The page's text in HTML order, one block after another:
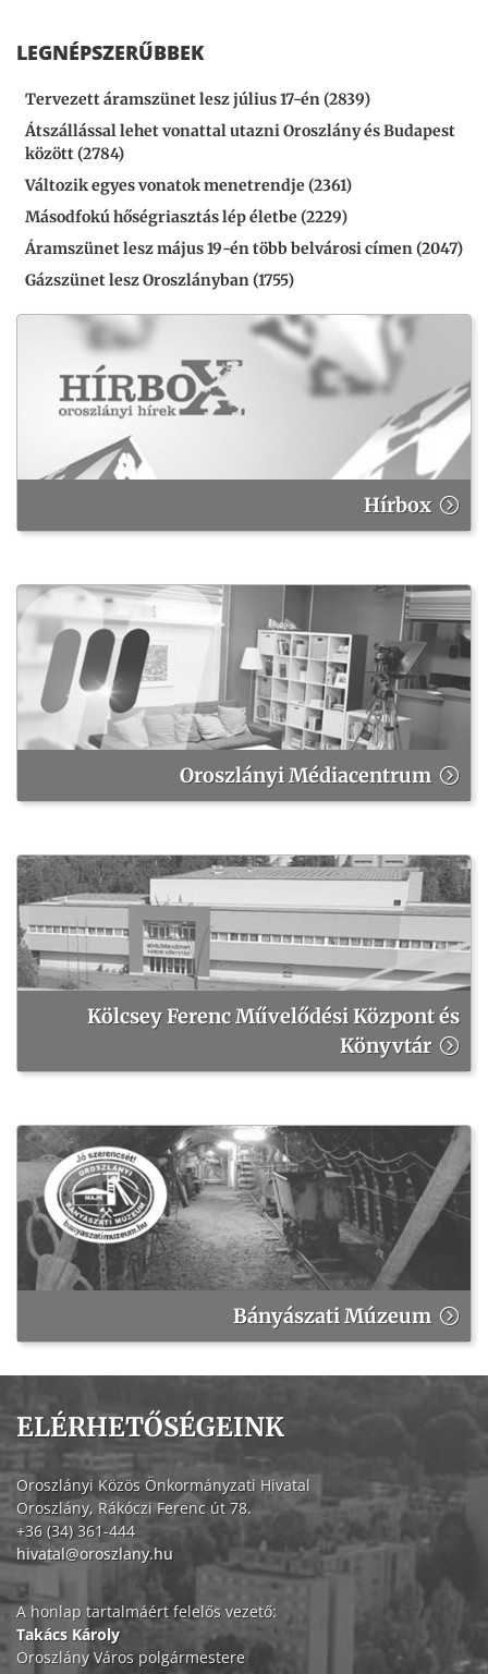
LEGNÉPSZERŰBBEK
Tervezett áramszünet lesz július 17-én (2839)
Átszállással lehet vonattal utazni Oroszlány és Budapest
között (2784)
Változik egyes vonatok menetrendje (2361)
Másodfokú hőségriasztás lép életbe (2229)
Áramszünet lesz május 19-én több belvárosi címen (2047)
Gázszünet lesz Oroszlányban (1755)
Hírbox
Oroszlányi Médiacentrum
Kölcsey Ferenc Művelődési Központ és
Könyvtár
Bányászati Múzeum
ELÉRHETŐSÉGEINK
Oroszlányi Közös Önkormányzati Hivatal
Oroszlány, Rákóczi Ferenc út 78.
+36 (34) 361-444
hivatal@oroszlany.hu
A honlap tartalmáért felelős vezető:
Takács Károly
Oroszlány Város polgármestere